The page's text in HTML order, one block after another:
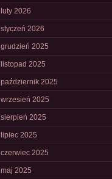
luty 2026
styczeń 2026
grudzień 2025
listopad 2025
październik 2025
wrzesień 2025
sierpień 2025
lipiec 2025
czerwiec 2025
maj 2025